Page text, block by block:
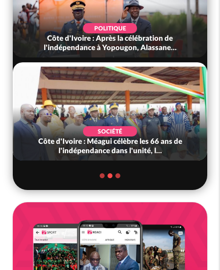
POLITIQUE
Côte d'Ivoire : Après la célébration de
l'indépendance à Yopougon, Alassane...
SOCIÉTÉ
Côte d'Ivoire : Méagui célèbre les 66 ans de
l'indépendance dans l'unité, l...